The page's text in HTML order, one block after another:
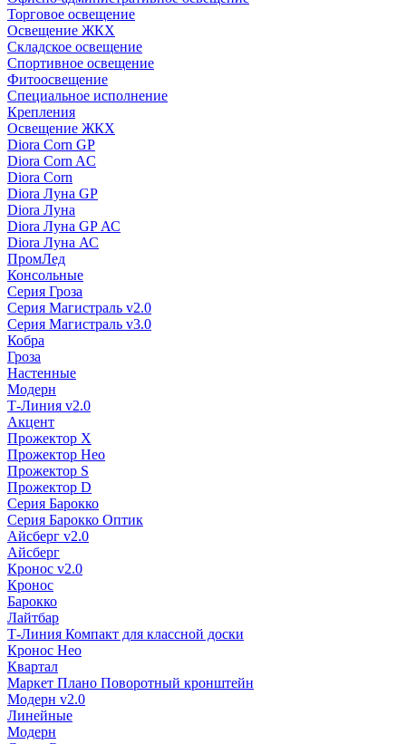
Торговое освещение
Освещение ЖКХ
Складское освещение
Спортивное освещение
Фитоосвещение
Специальное исполнение
Крепления
Освещение ЖКХ
Diora Corn GP
Diora Corn AC
Diora Corn
Diora Луна GP
Diora Луна
Diora Луна GP АС
Diora Луна АС
ПромЛед
Консольные
Серия Гроза
Серия Магистраль v2.0
Серия Магистраль v3.0
Кобра
Гроза
Настенные
Модерн
Т-Линия v2.0
Акцент
Прожектор X
Прожектор Нео
Прожектор S
Прожектор D
Серия Барокко
Серия Барокко Оптик
Айсберг v2.0
Айсберг
Кронос v2.0
Кронос
Барокко
Лайтбар
Т-Линия Компакт для классной доски
Кронос Нео
Квартал
Маркет Плано Поворотный кронштейн
Модерн v2.0
Линейные
Модерн